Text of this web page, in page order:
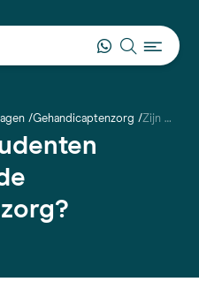
Gehandicaptenzorg Zijn Medigo-studenten geschikt voor de gehandicaptenzorg?